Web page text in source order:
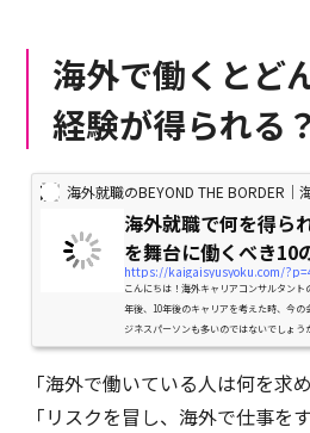
海外で働くとど
経験が得られる？
海外就職のBEYOND THE BORDER｜
海外就職で何を得ら
を舞台に働くべき10
https://kaigaisyusyoku.com/
こんにちは！海外キャリアコンサルタン
年後、10年後のキャリアを考えた時、今
ジネスパーソンも多いのではないでしょ
した国々に転職をして、英語...
「海外で働いている人は何を求
「リスクを冒し、海外で仕事を